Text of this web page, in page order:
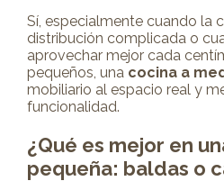
Sí, especialmente cuando la
distribución complicada o
aprovechar mejor cada
pequeños, una cocina a
mobiliario al espacio real y
funcionalidad.
¿Qué es mejor en
pequeña: baldas o